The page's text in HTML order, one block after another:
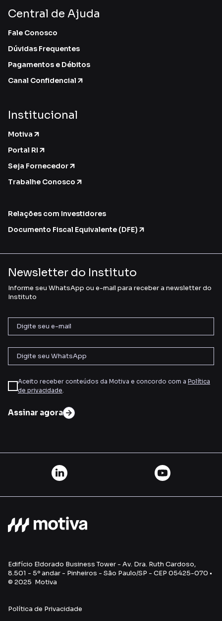
Central de Ajuda
Fale Conosco
Dúvidas Frequentes
Pagamentos e Débitos
Canal Confidencial
Institucional
Motiva
Portal RI
Seja Fornecedor
Trabalhe Conosco
Relações com Investidores
Documento Fiscal Equivalente (DFE)
Newsletter do Instituto
Informe seu WhatsApp ou e-mail para receber a newsletter do
Instituto
Aceito receber conteúdos da Motiva e concordo com a Política
de privacidade
Assinar agora
Edifício Eldorado Business Tower - Av. Dra. Ruth Cardoso,
8.501 - 5º andar - Pinheiros - São Paulo/SP - CEP 05425-070 •
© 2025 Motiva
Política de Privacidade